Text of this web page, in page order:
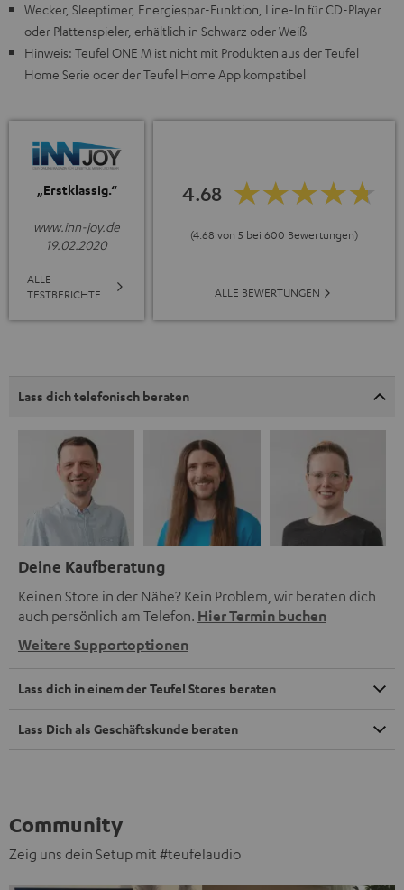
Wecker, Sleeptimer, Energiespar-Funktion, Line-In für CD-Player
oder Plattenspieler, erhältlich in Schwarz oder Weiß
Hinweis: Teufel ONE M ist nicht mit Produkten aus der Teufel
Home Serie oder der Teufel Home App kompatibel
„Erstklassig.“
www.inn-joy.de
19.02.2020
ALLE
TESTBERICHTE
4.68
(4.68 von 5 bei 600 Bewertungen)
ALLE BEWERTUNGEN
Lass dich telefonisch beraten
Deine Kaufberatung
Keinen Store in der Nähe? Kein Problem, wir beraten dich
auch persönlich am Telefon. Hier Termin buchen
Weitere Supportoptionen
Lass dich in einem der Teufel Stores beraten
Lass Dich als Geschäftskunde beraten
Community
Zeig uns dein Setup mit #teufelaudio